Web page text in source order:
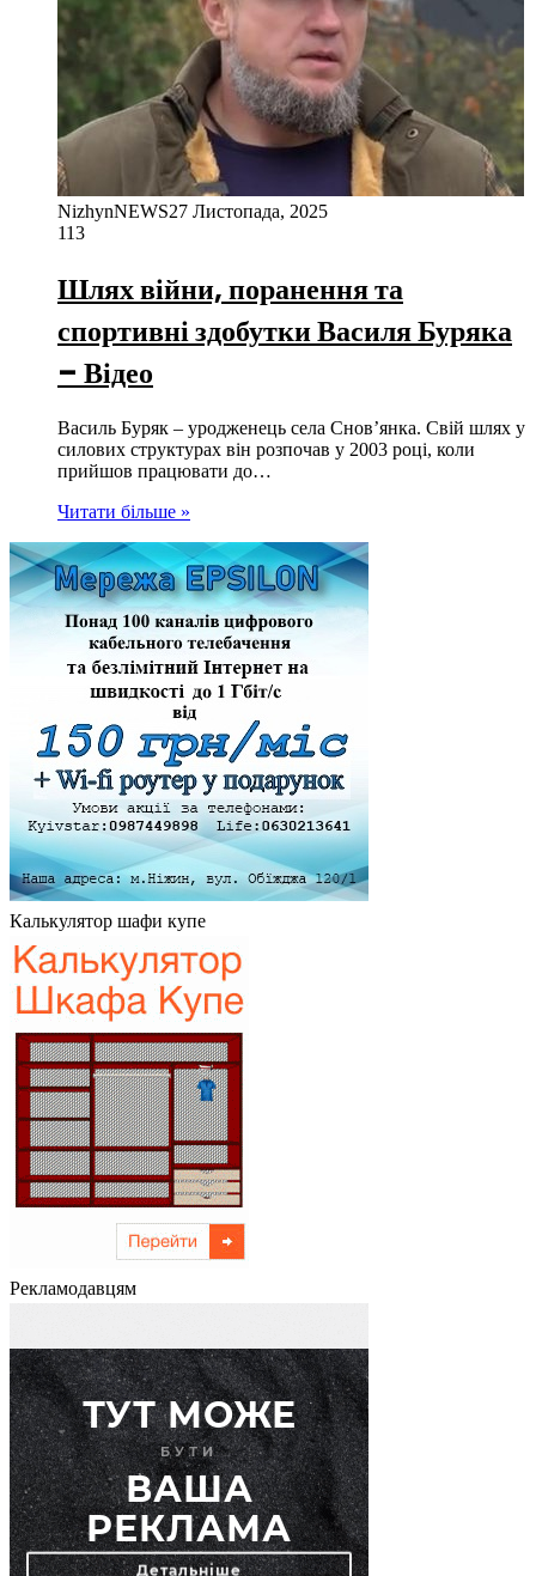
NizhynNEWS27 Листопада, 2025
113
Шлях війни, поранення та
спортивні здобутки Василя Буряка
– Відео
Василь Буряк – уродженець села Снов’янка. Свій шлях у
силових структурах він розпочав у 2003 році, коли
прийшов працювати до…
Читати більше »
Калькулятор шафи купе
Рекламодавцям